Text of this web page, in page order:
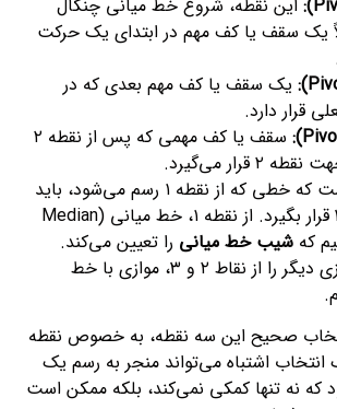
این نقطه، شروع خط میانی چنگال
یک سقف یا کف مهم در ابتدای یک حرکت
یک سقف یا کف مهم بعدی که در
قرار دارد.
سقف یا کف مهمی که پس از نقطه ۲
قرار می‌گیرد.
نکته کلیدی اینجاست که خطی که از نقطه ۱ رسم می‌شود، باید
بین دو نقطه ۲ و ۳ قرار بگیرد. از نقطه ۱، خط میانی (Median
شیب خط میانی را تعیین می‌کند.
سپس، دو خط موازی دیگر را از نقاط ۲ و ۳، موازی با خط
صحیح این سه نقطه، به خصوص نقطه
اشتباه می‌تواند منجر به رسم یک
که نه تنها کمکی نمی‌کند، بلکه ممکن است